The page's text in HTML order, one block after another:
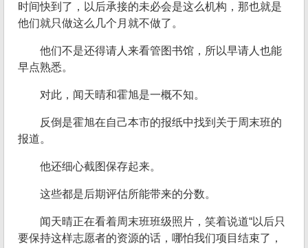
时间快到了，以后承接的未必会是这么机构，那也就是
他们就只做这么几个月就不做了。
他们不是还得请人来看管图书馆，所以早请人也能
早点熟悉。
对此，闻天晴和霍旭是一概不知。
反倒是霍旭在自己本市的报纸中找到关于周末班的
报道。
他还细心截图保存起来。
这些都是后期评估所能带来的分数。
闻天晴正在看着周末班班级照片，笑着说道“以后只
要保持这样志愿者的资源的话，哪怕我们项目结束了，